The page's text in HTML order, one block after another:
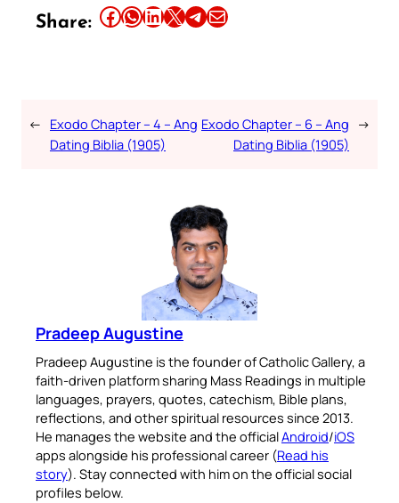
Share: Share this article on Facebook Share this article on WhatsApp Share this article on LinkedIn Share this article on X Share this article on TelegramEmail this Article
← Exodo Chapter – 4 – Ang
Dating Biblia (1905)
Exodo Chapter – 6 – Ang
Dating Biblia (1905)
→
Pradeep Augustine
Pradeep Augustine is the founder of Catholic Gallery, a
faith-driven platform sharing Mass Readings in multiple
languages, prayers, quotes, catechism, Bible plans,
reflections, and other spiritual resources since 2013.
He manages the website and the officialAndroid/iOS
apps alongside his professional career (Read his
story). Stay connected with him on the official social
profiles below.